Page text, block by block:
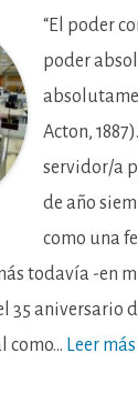
“El poder
poder
Acton,
servidor/a
de año
como una
todavía -en
35 aniversario
como… Leer más